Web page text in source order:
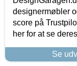
designermøbler
score på
her for at se
Se